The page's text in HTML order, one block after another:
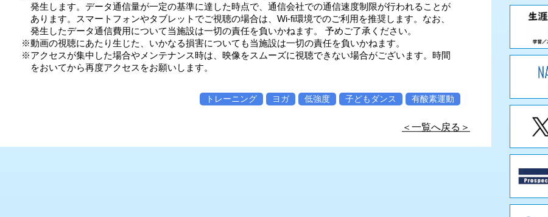
発生します。データ通信量が一定の基準に達した時点で、通信会社での通信速度制限が行われることが
あります。スマートフォンやタブレットでご視聴の場合は、Wi-fi環境でのご利用を推奨します。なお、
発生したデータ通信費用について当施設は一切の責任を負いかねます。 予めご了承ください。
※動画の視聴にあたり生じた、いかなる損害についても当施設は一切の責任を負いかねます。
※アクセスが集中した場合やメンテナンス時は、映像をスムーズに視聴できない場合がございます。時間
をおいてから再度アクセスをお願いします。
トレーニング ヨガ 低強度 子どもダンス 有酸素運動
＜一覧へ戻る＞